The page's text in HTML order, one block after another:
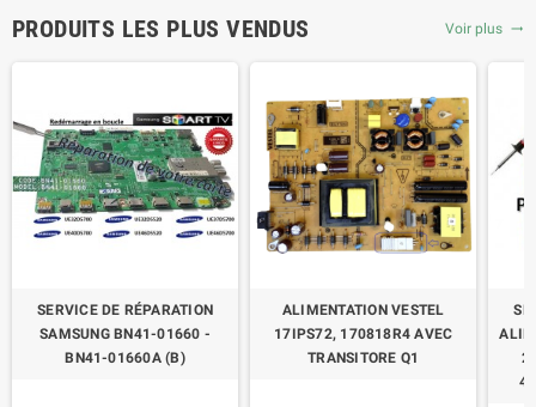
PRODUITS LES PLUS VENDUS Voir plus trending_flat
SERVICE DE RÉPARATION
SAMSUNG BN41-01660 -
BN41-01660A (B)
ALIMENTATION VESTEL
17IPS72, 170818R4 AVEC
TRANSITORE Q1